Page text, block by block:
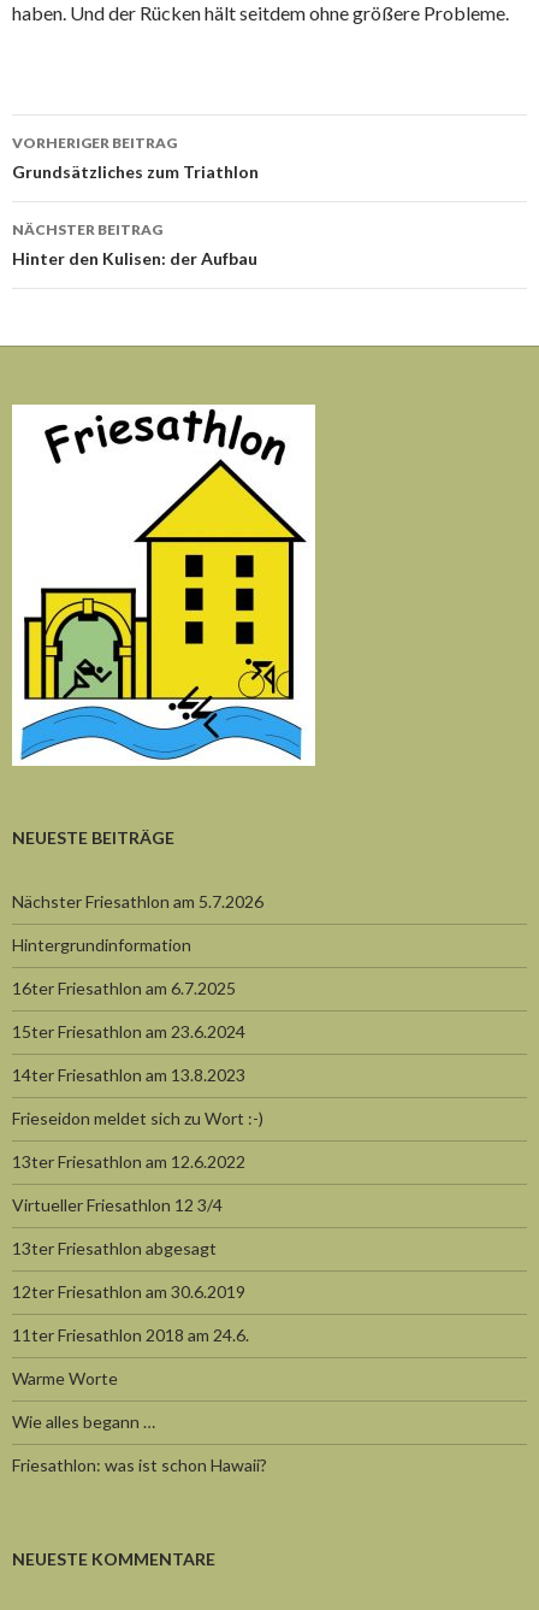
haben. Und der Rücken hält seitdem ohne größere Probleme.
Beitrags-
Navigation
VORHERIGER BEITRAG
Grundsätzliches zum Triathlon
NÄCHSTER BEITRAG
Hinter den Kulisen: der Aufbau
NEUESTE BEITRÄGE
Nächster Friesathlon am 5.7.2026
Hintergrundinformation
16ter Friesathlon am 6.7.2025
15ter Friesathlon am 23.6.2024
14ter Friesathlon am 13.8.2023
Frieseidon meldet sich zu Wort :-)
13ter Friesathlon am 12.6.2022
Virtueller Friesathlon 12 3/4
13ter Friesathlon abgesagt
12ter Friesathlon am 30.6.2019
11ter Friesathlon 2018 am 24.6.
Warme Worte
Wie alles begann …
Friesathlon: was ist schon Hawaii?
NEUESTE KOMMENTARE